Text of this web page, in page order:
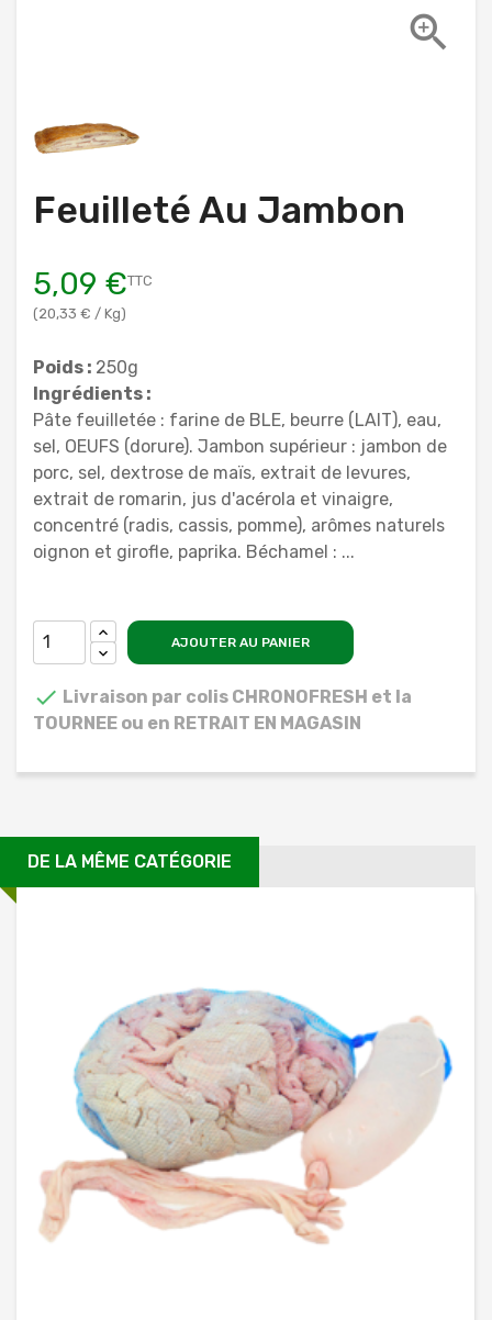

Feuilleté Au Jambon
5,09 €
(20,33 € / Kg)
TTC
Poids : 250g
Ingrédients :
Pâte feuilletée : farine de BLE, beurre (LAIT), eau,
sel, OEUFS (dorure). Jambon supérieur : jambon de
porc, sel, dextrose de maïs, extrait de levures,
extrait de romarin, jus d'acérola et vinaigre,
concentré (radis, cassis, pomme), arômes naturels
oignon et girofle, paprika. Béchamel : ...
AJOUTER AU PANIER
 Livraison par colis CHRONOFRESH et la
TOURNEE ou en RETRAIT EN MAGASIN
DE LA MÊME CATÉGORIE